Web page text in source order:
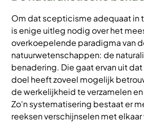
Om dat scepticisme adequaat in
is enige uitleg nodig over het
overkoepelende paradigma van
natuurwetenschappen: de
benadering. Die gaat ervan uit
doel heeft zoveel mogelijk
de werkelijkheid te verzamelen
Zo'n systematisering bestaat er
reeksen verschijnselen met